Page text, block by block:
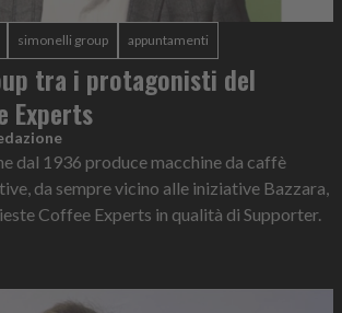
simonelli group appuntamenti
tra i protagonisti del
Experts
dal 1936 produce macchine da caffè
da sempre vicino alle iniziative Bazzara,
Coffee Experts in qualità di Supporter.